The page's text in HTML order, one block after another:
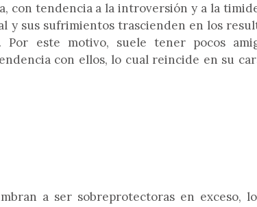
con tendencia a la introversión y a la
y sus sufrimientos trascienden en los
Por este motivo, suele tener pocos
con ellos, lo cual reincide en su
a ser sobreprotectoras en exceso,